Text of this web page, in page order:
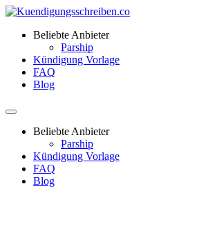
Beliebte Anbieter
Parship
Kündigung Vorlage
FAQ
Blog
Beliebte Anbieter
Parship
Kündigung Vorlage
FAQ
Blog